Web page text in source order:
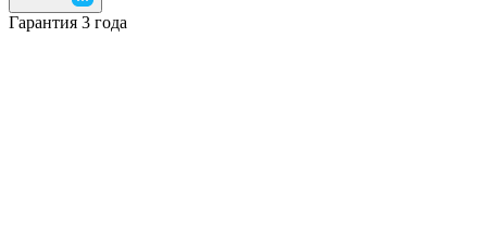
Гарантия 3 года